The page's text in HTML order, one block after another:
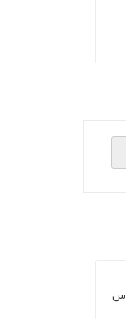
برس مبل و برس